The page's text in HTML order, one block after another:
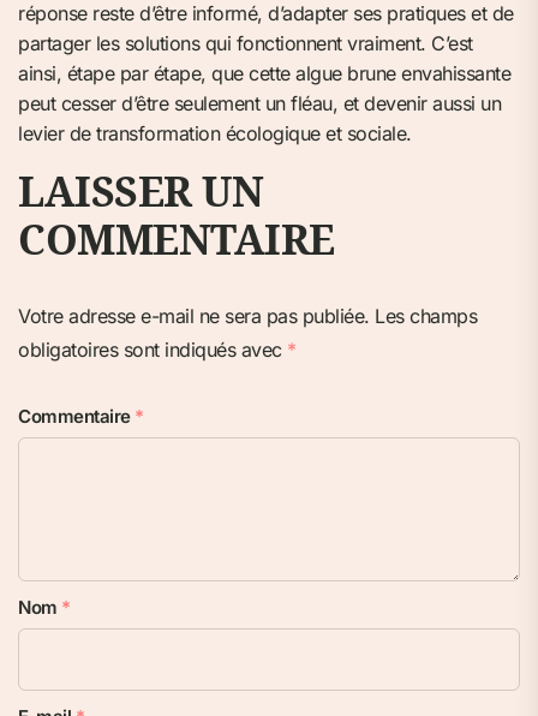
réponse reste d’être informé, d’adapter ses pratiques et de
partager les solutions qui fonctionnent vraiment. C’est
ainsi, étape par étape, que cette algue brune envahissante
peut cesser d’être seulement un fléau, et devenir aussi un
levier de transformation écologique et sociale.
LAISSER UN
COMMENTAIRE
Votre adresse e-mail ne sera pas publiée. Les champs
obligatoires sont indiqués avec *
Commentaire *
Nom *